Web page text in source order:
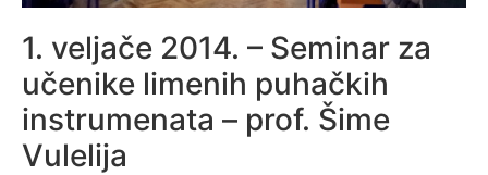
1. veljače 2014. – Seminar za
učenike limenih puhačkih
instrumenata – prof. Šime
Vulelija